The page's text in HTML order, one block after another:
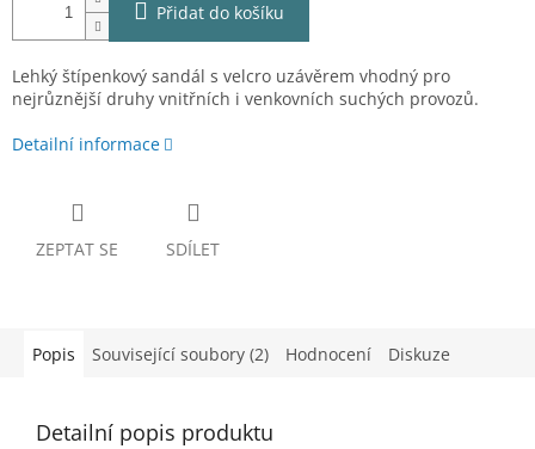
Přidat do košíku
Lehký štípenkový sandál s velcro uzávěrem vhodný pro
nejrůznější druhy vnitřních i venkovních suchých provozů.
Detailní informace
ZEPTAT SE SDÍLET
Popis Související soubory (2) Hodnocení Diskuze
Detailní popis produktu